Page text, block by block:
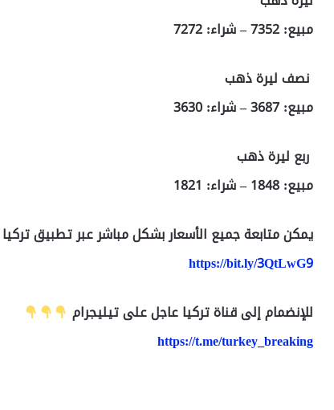
مبيع: 7352 – شراء: 7272
نصف ليرة ذهب
مبيع: 3687 – شراء: 3630
ربع ليرة ذهب
مبيع: 1848 – شراء: 1821
يمكن متابعة جميع الأسعار بشكل مباشر عبر تطبيق
https://bit.ly/3QtLwG9
للإنضمام إلى قناة تركيا عاجل على تيليجرام
https://t.me/turkey_breaking